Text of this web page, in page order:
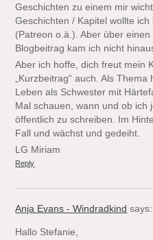
Geschichten zu einem mir
Geschichten / Kapitel wollte
(Patreon o.ä.). Aber über
Blogbeitrag kam ich nicht
Aber ich hoffe, dich freut mein
„Kurzbeitrag“ auch. Als
Leben als Schwester mit
Mal schauen, wann und ob ich
öffentlich zu schreiben. Im
Fall und wächst und gedeiht.
LG Miriam
Reply
Anja Evans - Windradkind says:
Hallo Stefanie,